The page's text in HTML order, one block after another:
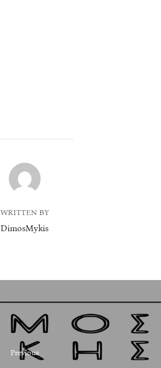
POST AUTHOR
WRITTEN BY
DimosMykis
Previous
Previous